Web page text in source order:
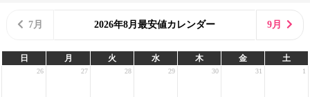
7月 2026年8月最安値カレンダー 9月
日 月 火 水 木 金 土
26 27 28 29 30 31 1